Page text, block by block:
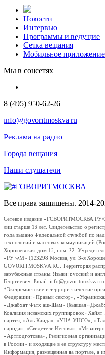
Новости
Интервью
Программы и ведущие
Сетка вещания
Мобильное приложение
Мы в соцсетях
8 (495) 950-62-26
info@govoritmoskva.ru
Реклама на радио
Города вещания
Наши слушатели
Все права защищены. 2014-
Сетевое издание «ГОВОРИТМОСКВА.РУ/
лиц старше 16 лет. Свидетельство о
года выдано Федеральной службой по
технологий и массовых коммуникаций
Хорошевская, дом 12, пом. 22.
«РУ ФМ» (123298 Москва, ул. 3-я
GOVORITMOSKVA.RU. Территория
зарубежные страны. Языки: русский и
Георгиевич. Email:
*Экстремистские и террористические
Федерации: «Правый сектор»,
«Джабхат Фатх аш-Шам» (бывшая
Коалиция исламских группировок
партия, «Аль-Каида», «УНА-УНСО»,
народа», «Свидетели Иеговы»,
«Артподготовка», Религиозная
в России» и входящие в ее структуру
Информация, размещенная на портале, а